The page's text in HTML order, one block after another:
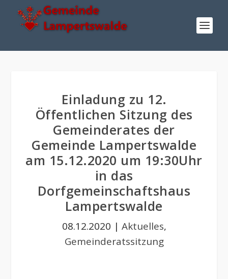
Einladung zu 12.
Öffentlichen Sitzung des
Gemeinderates der
Gemeinde Lampertswalde
am 15.12.2020 um 19:30Uhr
in das
Dorfgemeinschaftshaus
Lampertswalde
08.12.2020 | Aktuelles,
Gemeinderatssitzung